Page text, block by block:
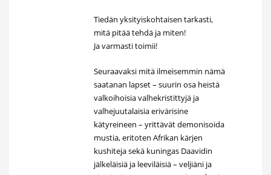
Tiedän yksityiskohtaisen tarkasti,
mitä pitää tehdä ja miten!
Ja varmasti toimii!
Seuraavaksi mitä ilmeisemmin nämä
saatanan lapset – suurin osa heistä
valkoihoisia valhekristittyjä ja
valhejuutalaisia erivärisine
kätyreineen – yrittävät demonisoida
mustia, eritoten Afrikan kärjen
kushiteja sekä kuningas Daavidin
jälkeläisiä ja leeviläisiä – veljiäni ja